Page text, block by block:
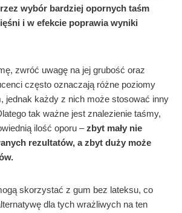
wybór bardziej opornych taśm
i w efekcie poprawia wyniki
zwróć uwagę na jej grubość oraz
często oznaczają różne poziomy
jednak każdy z nich może stosować inny
tak ważne jest znalezienie taśmy,
ilość oporu –zbyt mały nie
rezultatów, a zbyt duży może
skorzystać z gum bez lateksu, co
dla tych wrażliwych na ten